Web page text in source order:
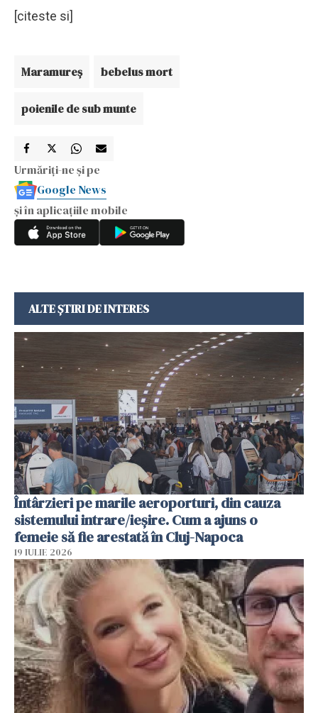
[citeste si]
Maramureş bebelus mort
poienile de sub munte
Urmăriți-ne și pe
Google News
și în aplicațiile mobile
ALTE ȘTIRI DE INTERES
Întârzieri pe marile aeroporturi, din cauza
sistemului intrare/ieșire. Cum a ajuns o
femeie să fie arestată în Cluj-Napoca
19 IULIE 2026